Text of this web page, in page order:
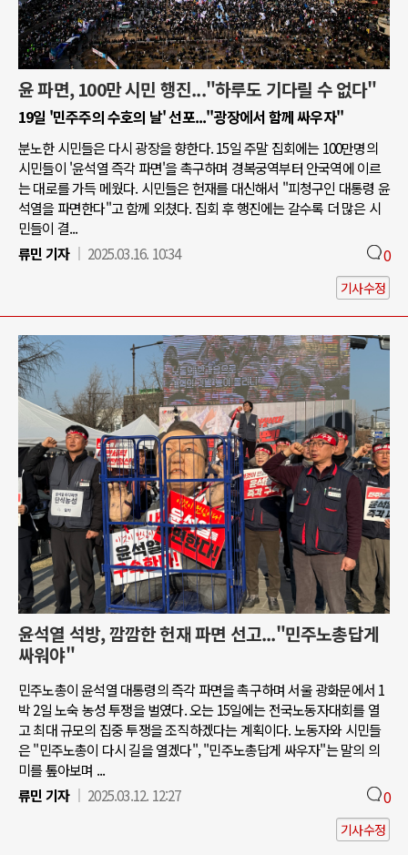
윤 파면, 100만 시민 행진..."하루도 기다릴 수 없다"
19일 '민주주의 수호의 날' 선포..."광장에서 함께 싸우자"
분노한 시민들은 다시 광장을 향한다. 15일 주말 집회에는 100만명의
시민들이 '윤석열 즉각 파면'을 촉구하며 경복궁역부터 안국역에 이르
는 대로를 가득 메웠다. 시민들은 헌재를 대신해서 "피청구인 대통령 윤
석열을 파면한다"고 함께 외쳤다. 집회 후 행진에는 갈수록 더 많은 시
민들이 결...
류민 기자
2025.03.16. 10:34 0
기사수정
윤석열 석방, 깜깜한 헌재 파면 선고..."민주노총답게
싸워야"
민주노총이 윤석열 대통령의 즉각 파면을 촉구하며 서울 광화문에서 1
박 2일 노숙 농성 투쟁을 벌였다. 오는 15일에는 전국노동자대회를 열
고 최대 규모의 집중 투쟁을 조직하겠다는 계획이다. 노동자와 시민들
은 "민주노총이 다시 길을 열겠다", "민주노총답게 싸우자"는 말의 의
미를 톺아보며 ...
류민 기자
2025.03.12. 12:27 0
기사수정